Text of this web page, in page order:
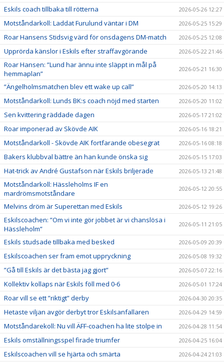
Eskils coach tillbaka till rötterna 2026-05-26 12:27
Motståndarkoll: Laddat Furulund väntar i DM 2026-05-25 15:29
Roar Hansens Stidsvig värd för onsdagens DM-match 2026-05-25 12:08
Upprörda känslor i Eskils efter straffavgörande 2026-05-22 21:46
Roar Hansen: ”Lund har ännu inte släppt in mål på
hemmaplan”
2026-05-21 16:30
”Ängelholmsmatchen blev ett wake up call” 2026-05-20 14:13
Motståndarkoll: Lunds BK:s coach nöjd med starten 2026-05-20 11:02
Sen kvittering räddade dagen 2026-05-17 21:02
Roar imponerad av Skövde AIK 2026-05-16 18:21
Motståndarkoll - Skövde AIK fortfarande obesegrat 2026-05-16 08:18
Bakers klubbval bättre än han kunde önska sig 2026-05-15 17:03
Hat-trick av André Gustafson när Eskils briljerade 2026-05-13 21:48
Motståndarkoll: Hässleholms IF en
mardrömsmotståndare
2026-05-12 20:55
Melvins dröm är Superettan med Eskils 2026-05-12 19:26
Eskilscoachen: ”Om vi inte gör jobbet är vi chanslösa i
Hässleholm”
2026-05-11 21:05
Eskils studsade tillbaka med besked 2026-05-09 20:39
Eskilscoachen ser fram emot uppryckning 2026-05-08 19:32
”Gå till Eskils är det bästa jag gjort” 2026-05-07 22:16
Kollektiv kollaps när Eskils föll med 0-6 2026-05-01 17:24
Roar vill se ett ”riktigt” derby 2026-04-30 20:35
Hetaste viljan avgör derbyt tror Eskilsanfallaren 2026-04-29 14:59
Motståndarekoll: Nu vill ÄFF-coachen ha lite stolpe in 2026-04-28 11:54
Eskils omställningsspel firade triumfer 2026-04-25 16:04
Eskilscoachen vill se hjärta och smärta 2026-04-24 21:03